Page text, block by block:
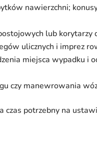
nawierzchni;
lub korytarzy
ulicznych i imprez
miejsca wypadku i
czy manewrowania
czas potrzebny na